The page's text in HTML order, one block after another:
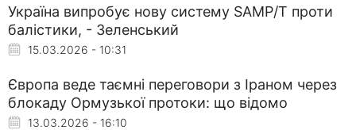
Україна випробує нову систему SAMP/T проти
балістики, - Зеленський
15.03.2026 - 10:31
Європа веде таємні переговори з Іраном через
блокаду Ормузької протоки: що відомо
13.03.2026 - 16:10